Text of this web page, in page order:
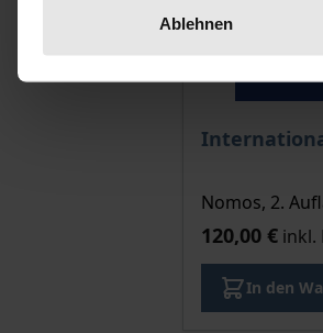
Ablehnen
Nomos, 2.
120,00 € inkl.
In den